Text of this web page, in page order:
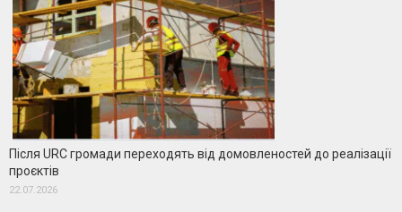
Після URC громади переходять від домовленостей до реалізації
проєктів
22.07.2026